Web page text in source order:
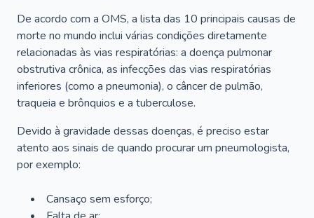
De acordo com a OMS, a lista das 10 principais causas de
morte no mundo inclui várias condições diretamente
relacionadas às vias respiratórias: a doença pulmonar
obstrutiva crônica, as infecções das vias respiratórias
inferiores (como a pneumonia), o câncer de pulmão,
traqueia e brônquios e a tuberculose.
Devido à gravidade dessas doenças, é preciso estar
atento aos sinais de quando procurar um pneumologista,
por exemplo:
Cansaço sem esforço;